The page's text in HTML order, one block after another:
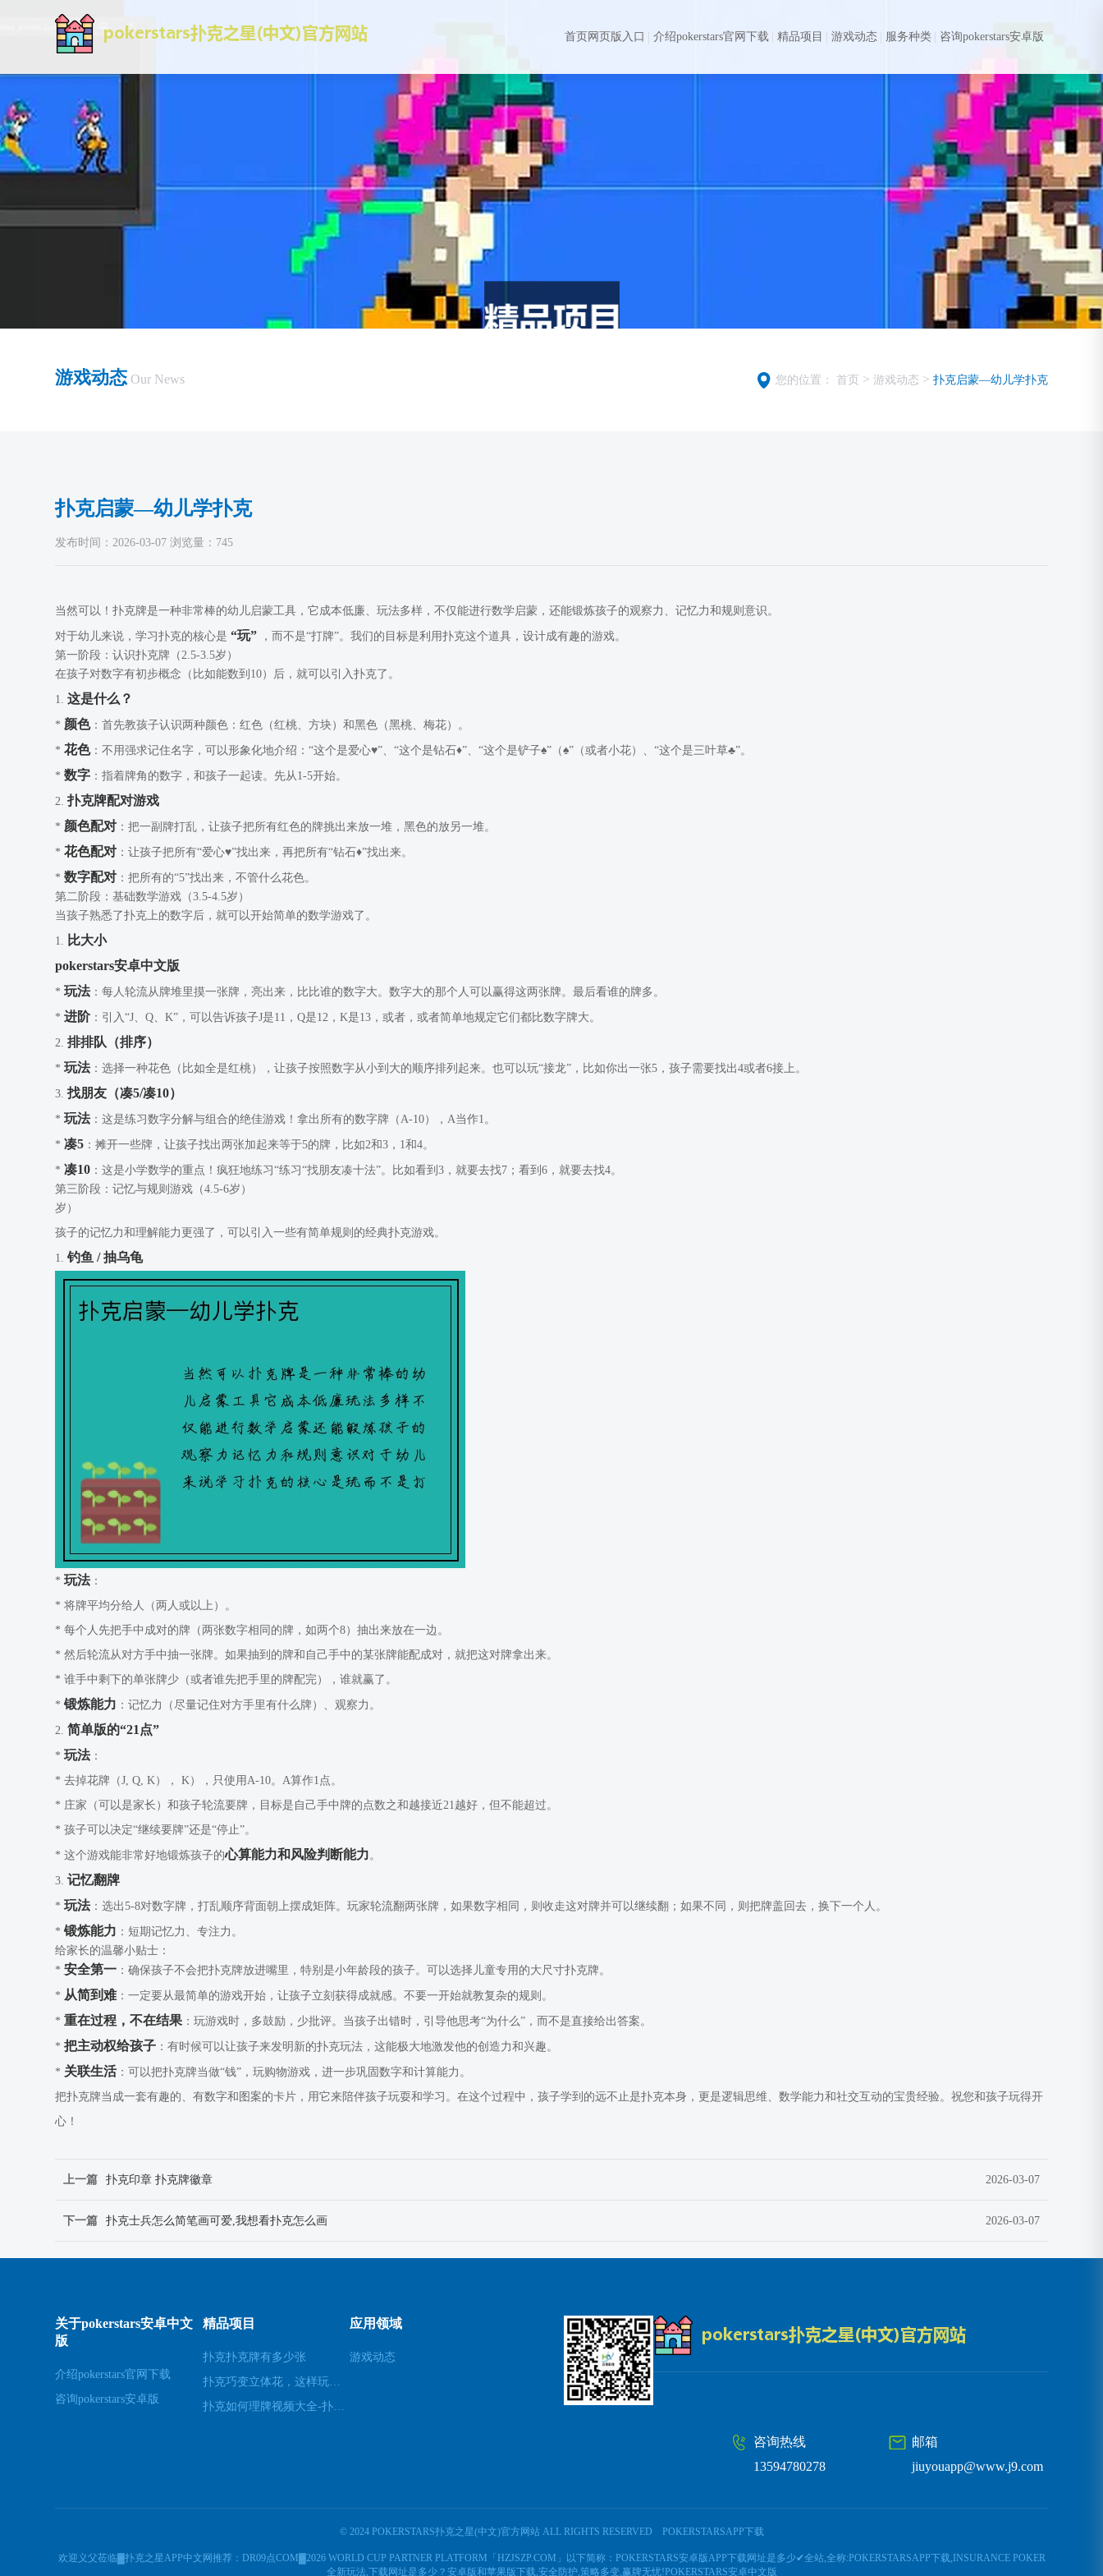
首页网页版入口 介绍pokerstars官网下载 精品项目 游戏动态 服务种类 咨询pokerstars安卓版
游戏动态 Our News 您的位置： 首页 > 游戏动态 > 扑克启蒙—幼儿学扑克
扑克启蒙—幼儿学扑克
发布时间：2026-03-07 浏览量：745
当然可以！扑克牌是一种非常棒的幼儿启蒙工具，它成本低廉、玩法多样，不仅能进行数学启蒙，还能锻炼孩子的观察力、记忆力和规则意识。
对于幼儿来说，学习扑克的核心是“玩” ，而不是“打牌”。我们的目标是利用扑克这个道具，设计成有趣的游戏。
第一阶段：认识扑克牌（2.5-3.5岁）
在孩子对数字有初步概念（比如能数到10）后，就可以引入扑克了。
1.这是什么？
*颜色：首先教孩子认识两种颜色：红色（红桃、方块）和黑色（黑桃、梅花）。
*花色：不用强求记住名字，可以形象化地介绍：“这个是爱心♥”、“这个是钻石♦”、“这个是铲子♠”（♠”（或者小花）、“这个是三叶草♣”。
*数字 ：指着牌角的数字，和孩子一起读。先从1-5开始。
2.扑克牌配对游戏
*颜色配对 ：把一副牌打乱，让孩子把所有红色的牌挑出来放一堆，黑色的放另一堆。
*花色配对 ：让孩子把所有“爱心♥”找出来，再把所有“钻石♦”找出来。
*数字配对 ：把所有的“5”找出来，不管什么花色。
第二阶段：基础数学游戏（3.5-4.5岁）
当孩子熟悉了扑克上的数字后，就可以开始简单的数学游戏了。
1. 比大小
pokerstars安卓中文版
*玩法：每人轮流从牌堆里摸一张牌，亮出来，比比谁的数字大。数字大的那个人可以赢得这两张牌。最后看谁的牌多。
*进阶 ：引入“J、Q、K”，可以告诉孩子J是11，Q是12，K是13，或者，或者简单地规定它们都比数字牌大。
2.排排队（排序）
*玩法：选择一种花色（比如全是红桃），让孩子按照数字从小到大的顺序排列起来。也可以玩“接龙”，比如你出一张5，孩子需要找出4或者6接上。
3.找朋友（凑5/凑10）
*玩法：这是练习数字分解与组合的绝佳游戏！拿出所有的数字牌（A-10），A当作1。
*凑5 ：摊开一些牌，让孩子找出两张加起来等于5的牌，比如2和3，1和4。
*凑10 ：这是小学数学的重点！疯狂地练习“练习“找朋友凑十法”。比如看到3，就要去找7；看到6，就要去找4。
第三阶段：记忆与规则游戏（4.5-6岁）
岁）
孩子的记忆力和理解能力更强了，可以引入一些有简单规则的经典扑克游戏。
1.钓鱼 / 抽乌龟
*玩法：
* 将牌平均分给人（两人或以上）。
* 每个人先把手中成对的牌（两张数字相同的牌，如两个8）抽出来放在一边。
* 然后轮流从对方手中抽一张牌。如果抽到的牌和自己手中的某张牌能配成对，就把这对牌拿出来。
* 谁手中剩下的单张牌少（或者谁先把手里的牌配完），谁就赢了。
*锻炼能力 ：记忆力（尽量记住对方手里有什么牌）、观察力。
2.简单版的“21点”
*玩法：
* 去掉花牌（J, Q, K）， K），只使用A-10。A算作1点。
* 庄家（可以是家长）和孩子轮流要牌，目标是自己手中牌的点数之和越接近21越好，但不能超过。
* 孩子可以决定“继续要牌”还是“停止”。
* 这个游戏能非常好地锻炼孩子的心算能力和风险判断能力。
3.记忆翻牌
*玩法：选出5-8对数字牌，打乱顺序背面朝上摆成矩阵。玩家轮流翻两张牌，如果数字相同，则收走这对牌并可以继续翻；如果不同，则把牌盖回去，换下一个人。
*锻炼能力 ：短期记忆力、专注力。
给家长的温馨小贴士：
*安全第一 ：确保孩子不会把扑克牌放进嘴里，特别是小年龄段的孩子。可以选择儿童专用的大尺寸扑克牌。
* 从简到难：一定要从最简单的游戏开始，让孩子立刻获得成就感。不要一开始就教复杂的规则。
*重在过程，不在结果 ：玩游戏时，多鼓励，少批评。当孩子出错时，引导他思考“为什么”，而不是直接给出答案。
*把主动权给孩子 ：有时候可以让孩子来发明新的扑克玩法，这能极大地激发他的创造力和兴趣。
* 关联生活：可以把扑克牌当做“钱”，玩购物游戏，进一步巩固数字和计算能力。
把扑克牌当成一套有趣的、有数字和图案的卡片，用它来陪伴孩子玩耍和学习。在这个过程中，孩子学到的远不止是扑克本身，更是逻辑思维、数学能力和社交互动的宝贵经验。祝您和孩子玩得开
心！
上一篇 扑克印章 扑克牌徽章 2026-03-07
下一篇 扑克士兵怎么简笔画可爱,我想看扑克怎么画 2026-03-07
关于pokerstars安卓中文
版
介绍pokerstars官网下载
咨询pokerstars安卓版
精品项目
扑克扑克牌有多少张
扑克巧变立体花，这样玩才惊艳
扑克如何理牌视频大全-扑克牌理牌手法
应用领域
游戏动态
邮箱
jiuyouapp@www.j9.com
咨询热线
13594780278
© 2024 POKERSTARS扑克之星(中文)官方网站 ALL RIGHTS RESERVED POKERSTARSAPP下载
欢迎义父莅临▓扑克之星APP中文网推荐：DR09点COM▓2026 WORLD CUP PARTNER PLATFORM「HZJSZP.COM」以下简称：POKERSTARS安卓版APP下载网址是多少✔全站,全称:POKERSTARSAPP下载,INSURANCE POKER
全新玩法,下载网址是多少？安卓版和苹果版下载,安全防护,策略多变,赢牌无忧!POKERSTARS安卓中文版